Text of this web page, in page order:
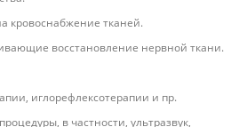
кровоснабжение тканей.
восстановление нервной ткани.
иглорефлексотерапии и пр.
в частности, ультразвук,